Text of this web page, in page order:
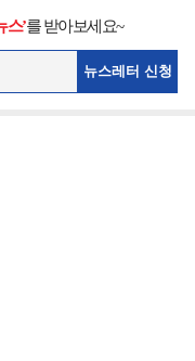
스’를 받아보세요~
뉴스레터 신청